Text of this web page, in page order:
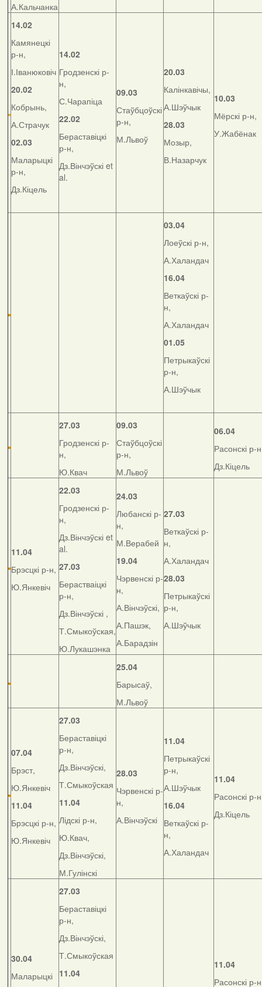
А.Кальчанка
14.02
Камянецкі
р-н,
І.Іванюковіч
20.02
Кобрынь,
А.Страчук
02.03
Маларыцкі
р-н,
Дз.Кіцель
14.02
Гродзенскі р-
н,
С.Чарапіца
22.02
Бераставіцкі
р-н,
Дз.Вінчэўскі et
al.
09.03
Стаўбцоўскі
р-н,
М.Львоў
20.03
Калінкавічы,
А.Шэўчык
28.03
Мозыр,
В.Назарчук
10.03
Мёрскі р-н,
У.Жабёнак
03.04
Лоеўскі р-н,
А.Халандач
16.04
Веткаўскі р-
н,
А.Халандач
01.05
Петрыкаўскі
р-н,
А.Шэўчык
27.03
Гродзенскі р-
н,
Ю.Квач
09.03
Стаўбцоўскі
р-н,
М.Львоў
06.04
Расонскі р-
Дз.Кіцель
11.04
Брэсцкі р-н,
Ю.Янкевіч
22.03
Гродзенскі р-
н,
Дз.Вінчэўскі et
al.
27.03
Берастваіцкі
р-н,
Дз.Вінчэўскі ,
Т.Смыкоўская,
Ю.Лукашэнка
24.03
Любанскі р-
н,
М.Верабей
19.04
Чэрвенскі р-
н,
А.Вінчэўскі,
А.Пашэк,
А.Барадзін
27.03
Веткаўскі р-
н,
А.Халандач
28.03
Петрыкаўскі
р-н,
А.Шэўчык
25.04
Барысаў,
М.Львоў
07.04
Брэст,
Ю.Янкевіч
11.04
Брэсцкі р-н,
Ю.Янкевіч
27.03
Бераставіцкі
р-н,
Дз.Вінчэўскі,
Т.Смыкоўская
11.04
Лідскі р-н,
Ю.Квач,
Дз.Вінчэўскі,
М.Гулінскі
28.03
Чэрвенскі р-
н,
А.Вінчэўскі
11.04
Петрыкаўскі
р-н,
А.Шэўчык
16.04
Веткаўскі р-
н,
А.Халандач
11.04
Расонскі р-
Дз.Кіцель
30.04
Маларыцкі
27.03
Бераставіцкі
р-н,
Дз.Вінчэўскі,
Т.Смыкоўская
11.04
11.04
Расонскі р-